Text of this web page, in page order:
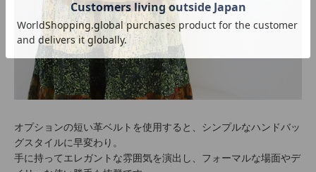
オプションの短い革ベルトを使用すると、シンプルなハンドバッ
グスタイルに早変わり。
手に持ってエレガントな雰囲気を演出し、フォーマルな場面やデ